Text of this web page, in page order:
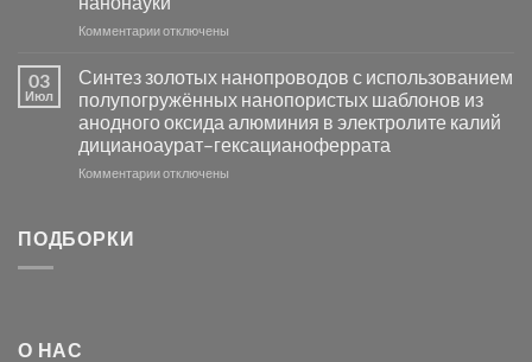
Хлорида
Серебра-
в
видимом
свете
с
помощью
модификации
Комментариик
серебра
с
электродов
серебра
и
отключены
03
Июл
Синтез золотых нанопроводов с использованием
полупогружённых нанопористых шаблонов из
анодного оксида алюминия в электролите калий
дицианоаурат–гексацианоферрата
Комментариикотключены
ПОДБОРКИ
О НАС